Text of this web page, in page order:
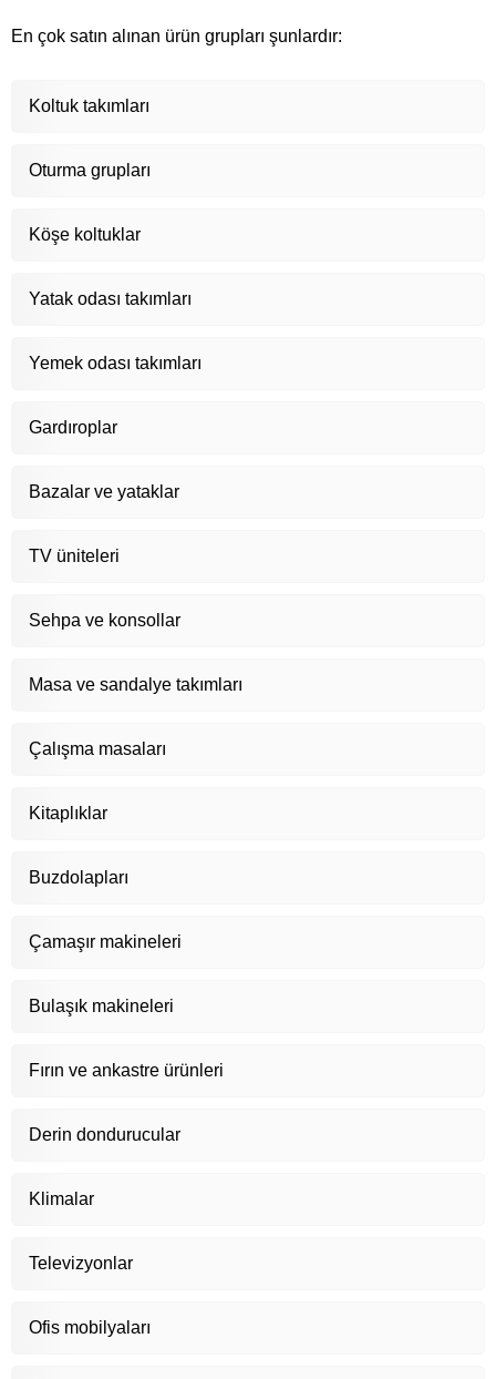
En çok satın alınan ürün grupları şunlardır:
Koltuk takımları
Oturma grupları
Köşe koltuklar
Yatak odası takımları
Yemek odası takımları
Gardıroplar
Bazalar ve yataklar
TV üniteleri
Sehpa ve konsollar
Masa ve sandalye takımları
Çalışma masaları
Kitaplıklar
Buzdolapları
Çamaşır makineleri
Bulaşık makineleri
Fırın ve ankastre ürünleri
Derin dondurucular
Klimalar
Televizyonlar
Ofis mobilyaları